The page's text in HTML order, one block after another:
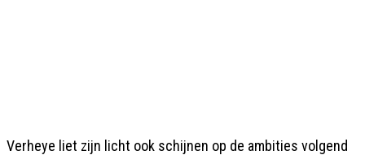
Verheye liet zijn licht ook schijnen op de ambities volgend